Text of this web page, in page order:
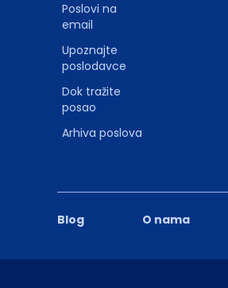
Blog O nama
Poslovi na
email
Upoznajte
poslodavce
Dok tražite
posao
Arhiva poslova